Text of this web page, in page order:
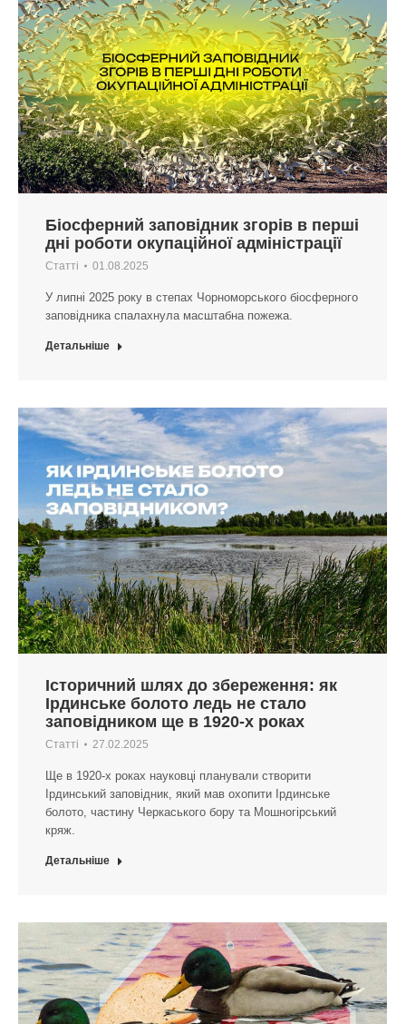
Біосферний заповідник згорів в перші
дні роботи окупаційної адміністрації
Статті 01.08.2025
У липні 2025 року в степах Чорноморського біосферного
заповідника спалахнула масштабна пожежа.
Детальніше
Історичний шлях до збереження: як
Ірдинське болото ледь не стало
заповідником ще в 1920-х роках
Статті 27.02.2025
Ще в 1920-х роках науковці планували створити
Ірдинський заповідник, який мав охопити Ірдинське
болото, частину Черкаського бору та Мошногірський
кряж.
Детальніше